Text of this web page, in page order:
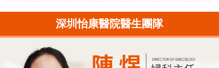
深圳怡康醫院醫生團隊